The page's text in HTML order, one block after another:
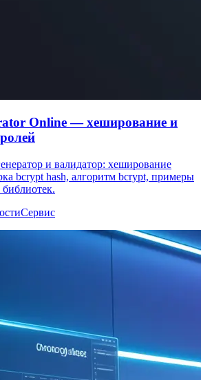
Online — хеширование и
и валидатор: хеширование
bcrypt hash, алгоритм bcrypt, примеры
Сервис